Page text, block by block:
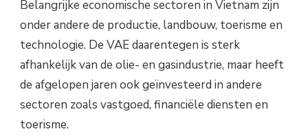
Belangrijke economische sectoren in Vietnam zijn
onder andere de productie, landbouw, toerisme en
technologie. De VAE daarentegen is sterk
afhankelijk van de olie- en gasindustrie, maar heeft
de afgelopen jaren ook geïnvesteerd in andere
sectoren zoals vastgoed, financiële diensten en
toerisme.